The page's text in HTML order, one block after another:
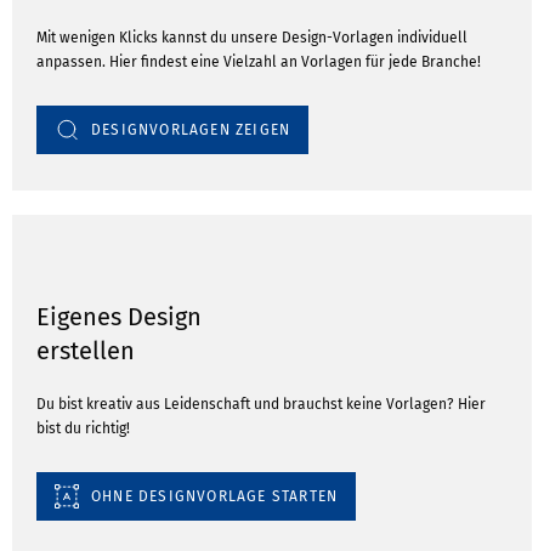
Mit wenigen Klicks kannst du unsere Design-Vorlagen individuell
anpassen. Hier findest eine Vielzahl an Vorlagen für jede Branche!
DESIGNVORLAGEN ZEIGEN
Eigenes Design
erstellen
Du bist kreativ aus Leidenschaft und brauchst keine Vorlagen? Hier
bist du richtig!
OHNE DESIGNVORLAGE STARTEN